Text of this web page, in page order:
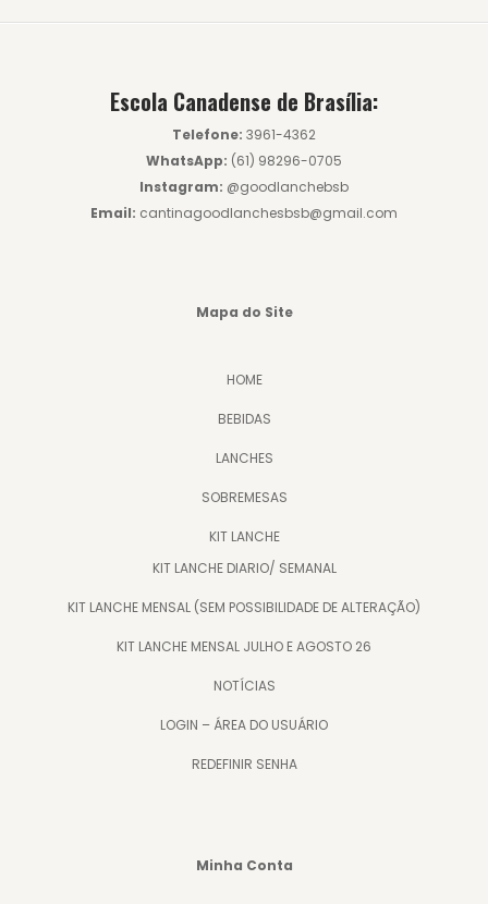
Escola Canadense de Brasília:
Telefone: 3961-4362
WhatsApp: (61) 98296-0705
Instagram: @goodlanchebsb
Email: cantinagoodlanchesbsb@gmail.com
Mapa do Site
HOME
BEBIDAS
LANCHES
SOBREMESAS
KIT LANCHE
KIT LANCHE DIARIO/ SEMANAL
KIT LANCHE MENSAL (SEM POSSIBILIDADE DE ALTERAÇÃO)
KIT LANCHE MENSAL JULHO E AGOSTO 26
NOTÍCIAS
LOGIN – ÁREA DO USUÁRIO
REDEFINIR SENHA
Minha Conta